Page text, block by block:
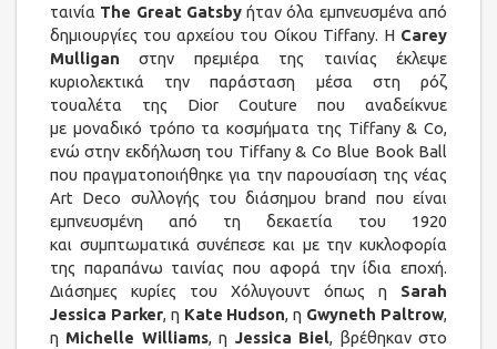
ταινία The Great Gatsbyήταν όλα εμπνευσμένα από
δημιουργίες του αρχείου του Οίκου Tiffany. H Carey
Mulligan στην πρεμιέρα της ταινίας έκλεψε
κυριολεκτικά την παράσταση μέσα στη ρόζ
τουαλέτα της Dior Couture που αναδείκνυε
με μοναδικό τρόπο τα κοσμήματα της Tiffany & Co,
ενώ στην εκδήλωση του Tiffany & Co Blue Book Ball
που πραγματοποιήθηκε για την παρουσίαση της νέας
Art Deco συλλογής του διάσημου brand που είναι
εμπνευσμένη από τη δεκαετία του 1920
και συμπτωματικά συνέπεσε και με την κυκλοφορία
της παραπάνω ταινίας που αφορά την ίδια εποχή.
Διάσημες κυρίες του Χόλυγουντ όπως η Sarah
Jessica Parker, η Kate Hudson, η Gwyneth Paltrow,
η Michelle Williams, η Jessica Biel, βρέθηκαν στο